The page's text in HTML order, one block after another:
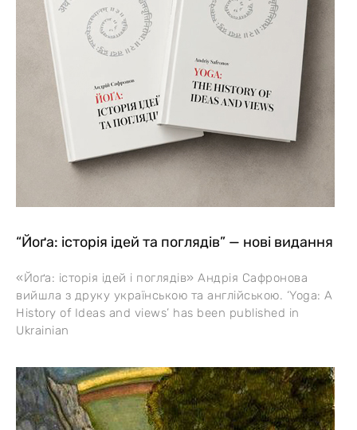
“Йоґа: історія ідей та поглядів” — нові видання
«Йоґа: історія ідей і поглядів» Андрія Сафронова
вийшла з друку українською та англійською. ‘Yoga: A
History of Ideas and views’ has been published in
Ukrainian